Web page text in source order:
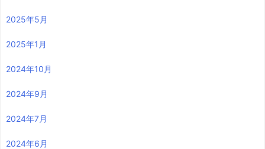
2025年5月
2025年1月
2024年10月
2024年9月
2024年7月
2024年6月